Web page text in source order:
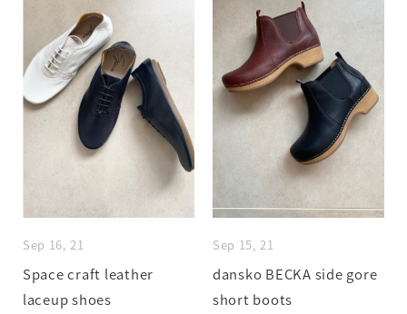
Sep 16, 21
Space craft leather
laceup shoes
Sep 15, 21
dansko BECKA side gore
short boots